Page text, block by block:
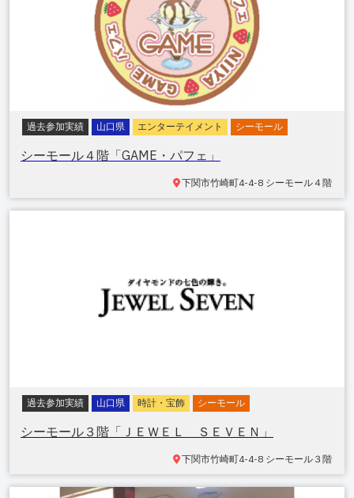
過去参加実績 山口県 エンターテイメント シーモール
シーモール４階「GAME・パフェ」
下関市竹崎町4-4-8 シーモール４階
過去参加実績 山口県 時計・宝飾 シーモール
シーモール３階「ＪＥＷＥＬ ＳＥＶＥＮ」
下関市竹崎町4-4-8 シーモール３階